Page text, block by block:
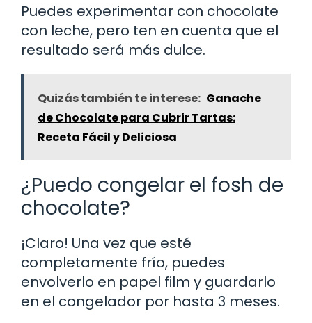
Puedes experimentar con chocolate
con leche, pero ten en cuenta que el
resultado será más dulce.
Quizás también te interese: Ganache
de Chocolate para Cubrir Tartas:
Receta Fácil y Deliciosa
¿Puedo congelar el fosh de
chocolate?
¡Claro! Una vez que esté
completamente frío, puedes
envolverlo en papel film y guardarlo
en el congelador por hasta 3 meses.